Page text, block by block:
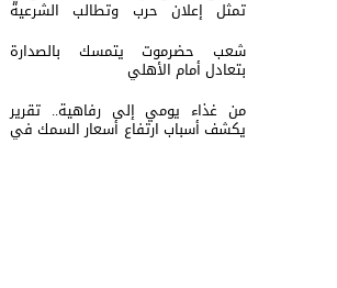
تمثل إعلان حرب وتطالب الشرعية
بتحريك الجبهات
شعب حضرموت يتمسك بالصدارة
بتعادل أمام الأهلي
من غذاء يومي إلى رفاهية.. تقرير
يكشف أسباب ارتفاع أسعار السمك في